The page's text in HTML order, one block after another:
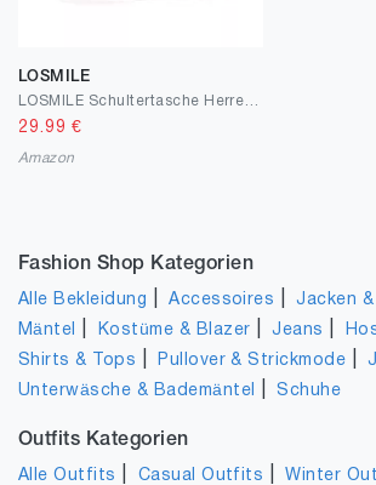
LOSMILE
29.99 €
Amazon
Fashion Shop Kategorien
Alle Bekleidung |Accessoires |Jacken
Mäntel Kostüme & Blazer |Jeans
Shirts & Tops Pullover & Strickmode |
Unterwäsche & Bademäntel |Schuhe
Outfits Kategorien
Alle Outfits Casual Outfits |Winter